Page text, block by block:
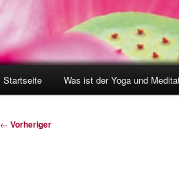
Startseite Was ist der Yoga und
Beitragsnavigation
← Vorheriger